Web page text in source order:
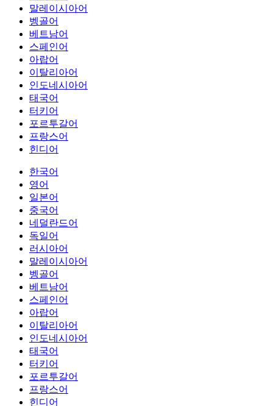
말레이시아어
벵골어
베트남어
스페인어
아랍어
이탈리아어
인도네시아어
태국어
터키어
포르투갈어
프랑스어
힌디어
한국어
영어
일본어
중국어
네덜란드어
독일어
러시아어
말레이시아어
벵골어
베트남어
스페인어
아랍어
이탈리아어
인도네시아어
태국어
터키어
포르투갈어
프랑스어
힌디어